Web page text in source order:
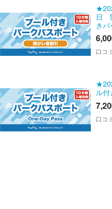
日
き
口コ
ル付
口コ